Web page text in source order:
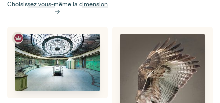
Choisissez vous-même la dimension